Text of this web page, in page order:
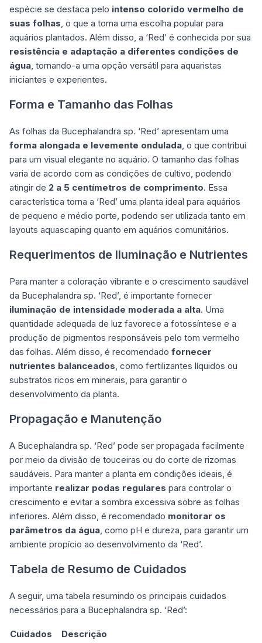
espécie se destaca pelo intenso colorido vermelho de
suas folhas, o que a torna uma escolha popular para
aquários plantados. Além disso, a ‘Red’ é conhecida por sua
resistência e adaptação a diferentes condições de
água, tornando-a uma opção versátil para aquaristas
iniciantes e experientes.
Forma e Tamanho das Folhas
As folhas da Bucephalandra sp. ‘Red’ apresentam uma
forma alongada e levemente ondulada, o que contribui
para um visual elegante no aquário. O tamanho das folhas
varia de acordo com as condições de cultivo, podendo
atingir de 2 a 5 centímetros de comprimento. Essa
característica torna a ‘Red’ uma planta ideal para aquários
de pequeno e médio porte, podendo ser utilizada tanto em
layouts aquascaping quanto em aquários comunitários.
Requerimentos de Iluminação e Nutrientes
Para manter a coloração vibrante e o crescimento saudável
da Bucephalandra sp. ‘Red’, é importante fornecer
iluminação de intensidade moderada a alta. Uma
quantidade adequada de luz favorece a fotossíntese e a
produção de pigmentos responsáveis pelo tom vermelho
das folhas. Além disso, é recomendado fornecer
nutrientes balanceados, como fertilizantes líquidos ou
substratos ricos em minerais, para garantir o
desenvolvimento da planta.
Propagação e Manutenção
A Bucephalandra sp. ‘Red’ pode ser propagada facilmente
por meio da divisão de touceiras ou do corte de rizomas
saudáveis. Para manter a planta em condições ideais, é
importante realizar podas regulares para controlar o
crescimento e evitar a sombra excessiva sobre as folhas
inferiores. Além disso, é recomendado monitorar os
parâmetros da água, como pH e dureza, para garantir um
ambiente propício ao desenvolvimento da ‘Red’.
Tabela de Resumo de Cuidados
A seguir, uma tabela resumindo os principais cuidados
necessários para a Bucephalandra sp. ‘Red’:
Cuidados
Descrição